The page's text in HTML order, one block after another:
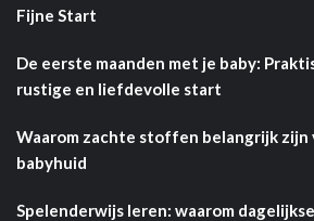
Fijne Start
De eerste maanden met je baby:
rustige en liefdevolle start
Waarom zachte stoffen belangrijk zijn
babyhuid
Spelenderwijs leren: waarom